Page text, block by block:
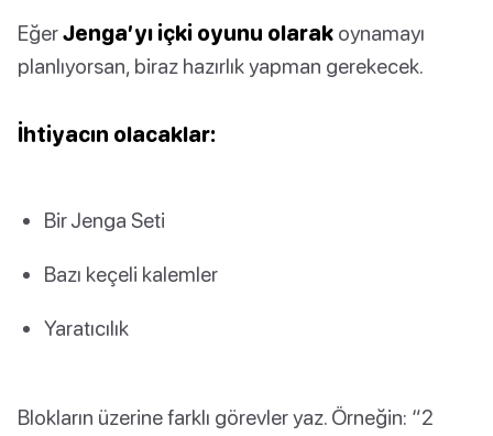
EğerJenga’yı içki oyunu olarak oynamayı
planlıyorsan, biraz hazırlık yapman gerekecek.
İhtiyacın olacaklar:
Bir Jenga Seti
Bazı keçeli kalemler
Yaratıcılık
Blokların üzerine farklı görevler yaz. Örneğin: “2